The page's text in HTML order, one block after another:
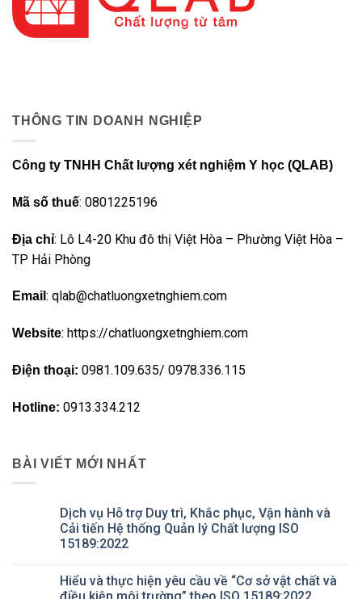
THÔNG TIN DOANH NGHIỆP
Công ty TNHH Chất lượng xét nghiệm Y học (QLAB)
Mã số thuế: 0801225196
Địa chỉ: Lô L4-20 Khu đô thị Việt Hòa – Phường Việt Hòa –
TP Hải Phòng
Email : qlab@chatluongxetnghiem.com
Website: https://chatluongxetnghiem.com
Điện thoại: 0981.109.635/ 0978.336.115
Hotline: 0913.334.212
BÀI VIẾT MỚI NHẤT
Dịch vụ Hỗ trợ Duy trì, Khắc phục, Vận hành và
Cải tiến Hệ thống Quản lý Chất lượng ISO
15189:2022
bình
luận
Hiểu và thực hiện yêu cầu về “Cơ sở vật chất và